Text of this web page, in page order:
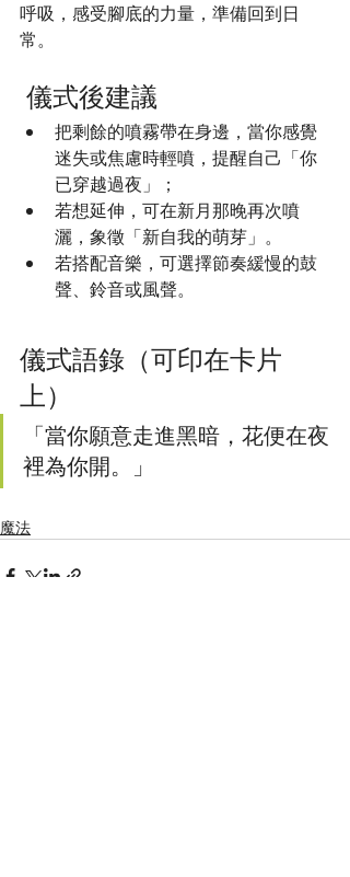
呼吸，感受腳底的力量，準備回到日
常。
儀式後建議
把剩餘的噴霧帶在身邊，當你感覺
迷失或焦慮時輕噴，提醒自己「你
已穿越過夜」；
若想延伸，可在新月那晚再次噴
灑，象徵「新自我的萌芽」。
若搭配音樂，可選擇節奏緩慢的鼓
聲、鈴音或風聲。
儀式語錄（可印在卡片
上）
「當你願意走進黑暗，花便在夜
裡為你開。」
魔法